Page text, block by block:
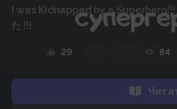
I was Kidnapped by a Superhero!!!
た !!!
29 84